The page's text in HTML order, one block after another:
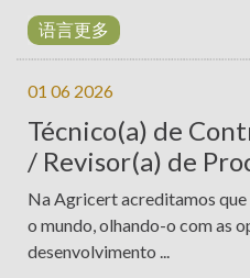
系
人
电
子
学
习
平
台
T. +351 268 625 026 | F.
+351 268 626 546 | E.
agricert@agricert.pt
语言更多
01 06 2026
Técnico(a) de
/ Revisor(a) de
Na Agricert acreditamos
o mundo, olhando-o com as
desenvolvimento ...